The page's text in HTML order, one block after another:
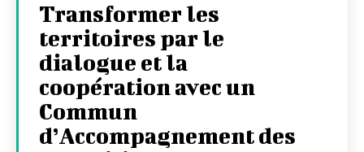
Transformer les
territoires par le
dialogue et la
coopération avec un
Commun
d’Accompagnement des